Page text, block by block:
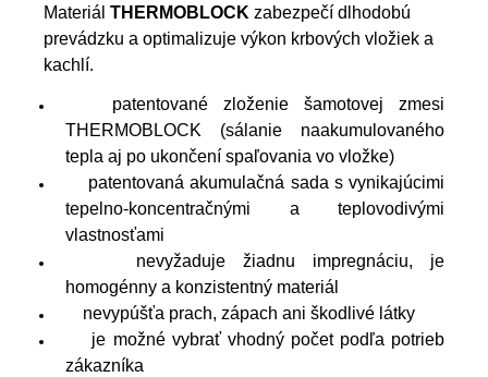
Materiál THERMOBLOCK zabezpečí dlhodobú
prevádzku a optimalizuje výkon krbových vložiek a
kachlí.
patentované zloženie šamotovej zmesi
THERMOBLOCK (sálanie naakumulovaného
tepla aj po ukončení spaľovania vo vložke)
patentovaná akumulačná sada s vynikajúcimi
tepelno-koncentračnými a teplovodivými
vlastnosťami
nevyžaduje žiadnu impregnáciu, je
homogénny a konzistentný materiál
nevypúšťa prach, zápach ani škodlivé látky
je možné vybrať vhodný počet podľa potrieb
zákazníka